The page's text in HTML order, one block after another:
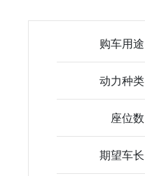
购车用途
动力种类
座位数
期望车长